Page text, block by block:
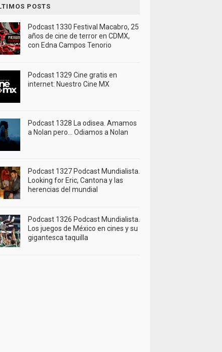
POSTS
Podcast 1330 Festival Macabro, 25
años de cine de terror en CDMX,
con Edna Campos Tenorio
Podcast 1329 Cine gratis en
internet: Nuestro Cine MX
Podcast 1328 La odisea. Amamos
a Nolan pero… Odiamos a Nolan
Podcast 1327 Podcast Mundialista.
Looking for Eric, Cantona y las
herencias del mundial
Podcast 1326 Podcast Mundialista.
Los juegos de México en cines y su
gigantesca taquilla